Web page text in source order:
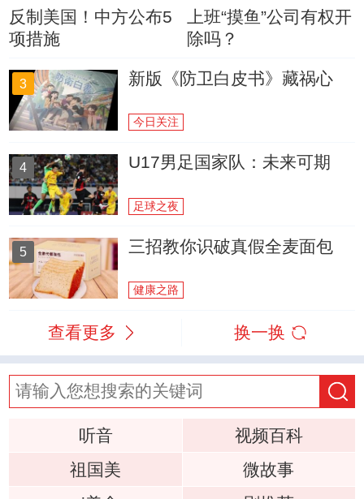
反制美国！中方公布5
项措施
上班“摸鱼”公司有权开
除吗？
3 新版《防卫白皮书》藏祸心
今日关注
4 U17男足国家队：未来可期
足球之夜
5 三招教你识破真假全麦面包
健康之路
查看更多 换一换
听音
视频百科
祖国美
微故事